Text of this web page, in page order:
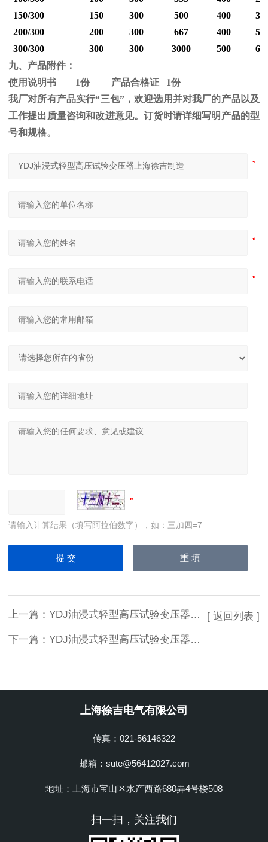
150/300
150 300 500 400
200/300
200 300 667 400
300/300
300 300 3000 500
九、产品附件：
使用说明书 1份 产品合格证 1份
我厂对所有产品实行“三包”，欢迎选用并对我厂的产品以及
工作提出质量咨询和改进意见。订货时请详细写明产品的型
号和规格。
请输入计算结果（填写阿拉伯数字），如：三加四=7
上一篇： YDJ油浸式轻型高压试验变压器上海徐吉
下一篇： YDJ油浸式轻型高压试验变压器上海徐吉生产
[ 返回列表 ]
上海徐吉电气有限公司
传真：021-56146322
邮箱：sute@56412027.com
地址：上海市宝山区水产西路680弄4号楼508
扫一扫，关注我们